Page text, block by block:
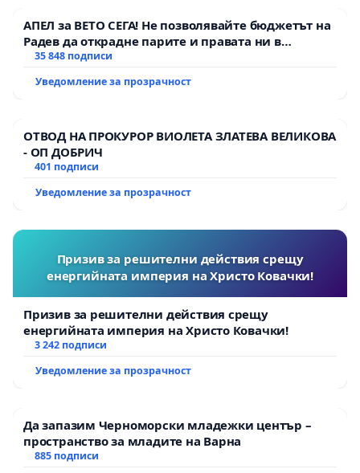
АПЕЛ за ВЕТО СЕГА! Не позволявайте бюджетът на
Радев да открадне парите и правата ни в
тъмното
35 848 подписи
Уведомление за прозрачност
ОТВОД НА ПРОКУРОР ВИОЛЕТА ЗЛАТЕВА ВЕЛИКОВА
- ОП ДОБРИЧ
401 подписи
Уведомление за прозрачност
Призив за решителни действия срещу
енергийната империя на Христо Ковачки!
Призив за решителни действия срещу
енергийната империя на Христо Ковачки!
3 242 подписи
Уведомление за прозрачност
Да запазим Черноморски младежки център –
пространство за младите на Варна
885 подписи